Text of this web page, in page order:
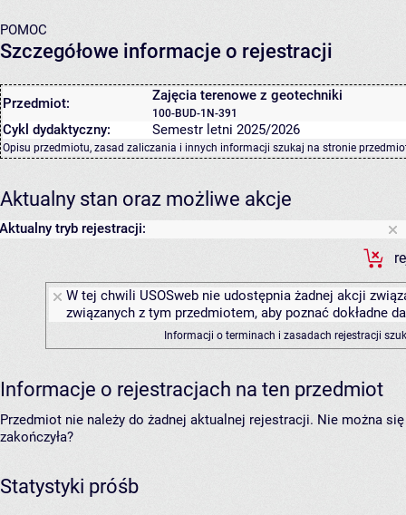
POMOC
Szczegółowe informacje o rejestracji
Przedmiot: Zajęcia terenowe z geotechniki
100-BUD-1N-391
Cykl dydaktyczny: Semestr letni 2025/2026
Opisu przedmiotu, zasad zaliczania i innych informacji szukaj na stronie
Aktualny stan oraz możliwe akcje
Aktualny tryb rejestracji:
W tej chwili USOSweb nie udostępnia żadnej akcji
związanych z tym przedmiotem, aby poznać dokładne
Informacji o terminach i zasadach rejestracji
Informacje o rejestracjach na ten przedmiot
Przedmiot nie należy do żadnej aktualnej rejestracji. Nie można
zakończyła?
Statystyki próśb